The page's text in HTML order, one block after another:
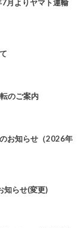
月よりヤマト運輸
のご案内
お知らせ（2026年
らせ(変更)